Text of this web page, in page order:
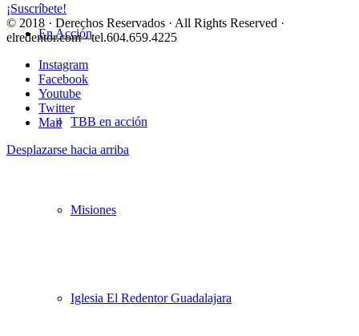
En Acción
TBB en acción
Misiones
Iglesia El Redentor Guadalajara
¡Suscríbete!
© 2018 · Derechos Reservados · All Rights Reserved ·
elredentor.com · tel.604.659.4225
Instagram
Facebook
Youtube
Twitter
Mail
Desplazarse hacia arriba